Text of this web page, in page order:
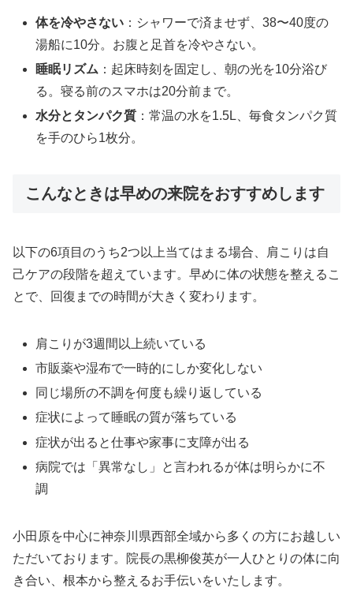
体を冷やさない ：シャワーで済ませず、38〜40度の
湯船に10分。お腹と足首を冷やさない。
睡眠リズム ：起床時刻を固定し、朝の光を10分浴び
る。寝る前のスマホは20分前まで。
水分とタンパク質 ：常温の水を1.5L、毎食タンパク質
を手のひら1枚分。
こんなときは早めの来院をおすすめします
以下の6項目のうち2つ以上当てはまる場合、肩こりは自
己ケアの段階を超えています。早めに体の状態を整えるこ
とで、回復までの時間が大きく変わります。
肩こりが3週間以上続いている
市販薬や湿布で一時的にしか変化しない
同じ場所の不調を何度も繰り返している
症状によって睡眠の質が落ちている
症状が出ると仕事や家事に支障が出る
病院では「異常なし」と言われるが体は明らかに不
調
小田原を中心に神奈川県西部全域から多くの方にお越しい
ただいております。院長の黒柳俊英が一人ひとりの体に向
き合い、根本から整えるお手伝いをいたします。